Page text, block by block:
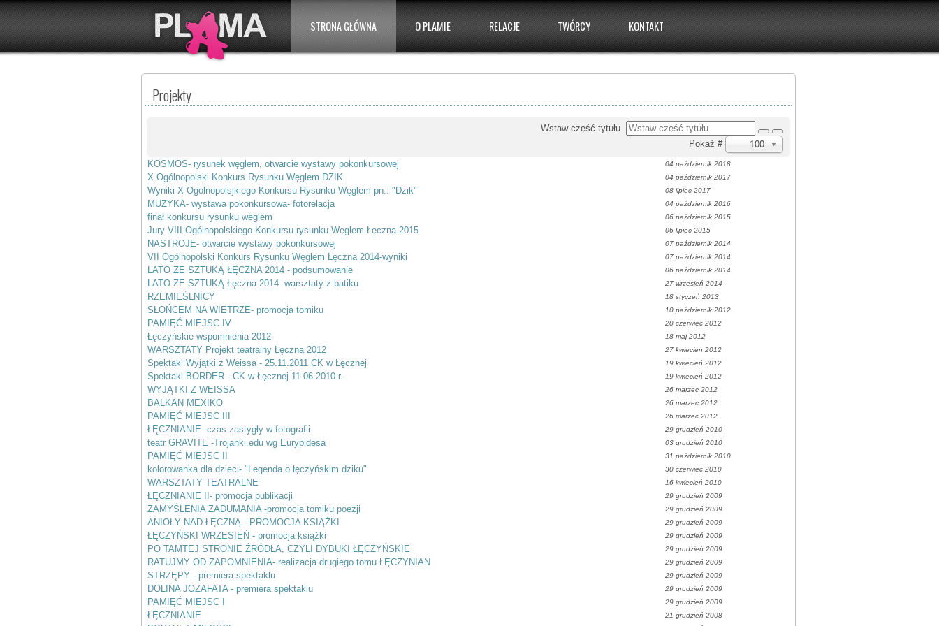
STRONA GŁÓWNA O PLAMIE RELACJE TWÓRCY KONTAKT
Projekty
Wstaw część tytułu
Pokaż #
100
KOSMOS- rysunek węglem, otwarcie wystawy pokonkursowej
04 październik 2018
X Ogólnopolski Konkurs Rysunku Węglem DZIK 04 październik 2017
Wyniki X Ogólnopolsjkiego Konkursu Rysunku Węglem pn.: "Dzik" 08 lipiec 2017
MUZYKA- wystawa pokonkursowa- fotorelacja 04 październik 2016
finał konkursu rysunku weglem 06 październik 2015
Jury VIII Ogólnopolskiego Konkursu rysunku Węglem Łęczna 2015 06 lipiec 2015
NASTROJE- otwarcie wystawy pokonkursowej 07 październik 2014
VII Ogólnopolski Konkurs Rysunku Węglem Łęczna 2014-wyniki 07 październik 2014
LATO ZE SZTUKĄ ŁĘCZNA 2014 - podsumowanie 06 październik 2014
LATO ZE SZTUKĄ Łęczna 2014 -warsztaty z batiku 27 wrzesień 2014
RZEMIEŚLNICY 18 styczeń 2013
SŁOŃCEM NA WIETRZE- promocja tomiku 10 październik 2012
PAMIĘĆ MIEJSC IV 20 czerwiec 2012
Łęczyńskie wspomnienia 2012 18 maj 2012
WARSZTATY Projekt teatralny Łęczna 2012 27 kwiecień 2012
Spektakl Wyjątki z Weissa - 25.11.2011 CK w Łęcznej 19 kwiecień 2012
Spektakl BORDER - CK w Łęcznej 11.06.2010 r. 19 kwiecień 2012
WYJĄTKI Z WEISSA 26 marzec 2012
BALKAN MEXIKO 26 marzec 2012
PAMIĘĆ MIEJSC III 26 marzec 2012
ŁĘCZNIANIE -czas zastygły w fotografii 29 grudzień 2010
teatr GRAVITE -Trojanki.edu wg Eurypidesa 03 grudzień 2010
PAMIĘĆ MIEJSC II 31 październik 2010
kolorowanka dla dzieci- "Legenda o łęczyńskim dziku" 30 czerwiec 2010
WARSZTATY TEATRALNE 16 kwiecień 2010
ŁĘCZNIANIE II- promocja publikacji 29 grudzień 2009
ZAMYŚLENIA ZADUMANIA -promocja tomiku poezji 29 grudzień 2009
ANIOŁY NAD ŁĘCZNĄ - PROMOCJA KSIĄŻKI 29 grudzień 2009
ŁĘCZYŃSKI WRZESIEŃ - promocja książki 29 grudzień 2009
PO TAMTEJ STRONIE ŹRÓDŁA, CZYLI DYBUKI ŁĘCZYŃSKIE 29 grudzień 2009
RATUJMY OD ZAPOMNIENIA- realizacja drugiego tomu ŁĘCZYNIAN 29 grudzień 2009
STRZĘPY - premiera spektaklu 29 grudzień 2009
DOLINA JOZAFATA - premiera spektaklu 29 grudzień 2009
PAMIĘĆ MIEJSC I 29 grudzień 2009
ŁĘCZNIANIE 21 grudzień 2008